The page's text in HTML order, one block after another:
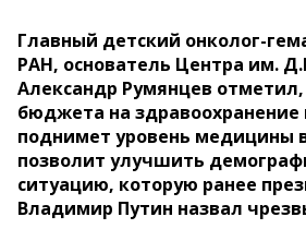
Главный детский онколог-
РАН, основатель Центра им.
Александр Румянцев
бюджета на здравоохранение
поднимет уровень медицины
позволит улучшить
ситуацию, которую ранее
Владимир Путин назвал